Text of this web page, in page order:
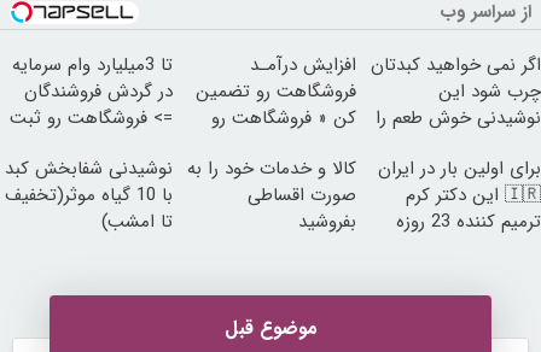
از سراسر وب
اگر نمی خواهید کبدتان
چرب شود این
نوشیدنی خوش طعم را
افزایش درآمـد
فروشگاهت رو تضمین
کن « فروشگاهت رو
تا 3میلیارد وام سرمایه
در گردش فروشندگان
=> فروشگاهت رو ثبت
برای اولین بار در ایران
🇮🇷 این دکتر کرم
ترمیم کننده 23 روزه
کالا و خدمات خود را به
صورت اقساطی
بفروشید
نوشیدنی شفابخش کبد
با 10 گیاه موثر(تخفیف
تا امشب)
موضوع قبل